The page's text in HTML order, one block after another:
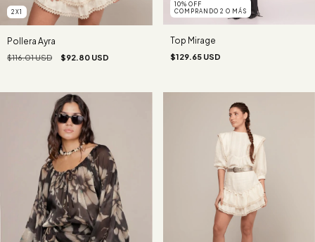
2X1
Pollera Ayra
$116.01 USD $92.80 USD
10% OFF
COMPRANDO 2 O MÁS
Top Mirage
$129.65 USD